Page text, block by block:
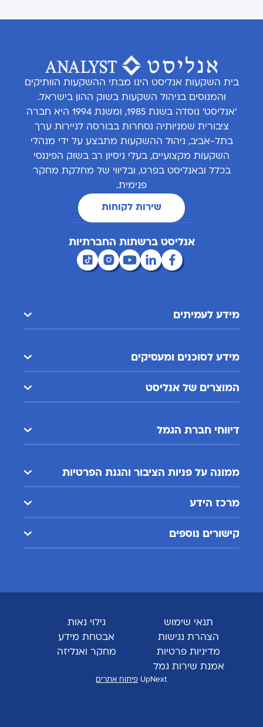
בית השקעות אנליסט הינו מבתי ההשקעות הוותיקים
והמנוסים בניהול השקעות בשוק ההון בישראל.
'אנליסט' נוסדה בשנת 1985, ומשנת 1994 היא חברה
ציבורית שמניותיה נסחרות בבורסה לניירות ערך
בתל-אביב, ניהול ההשקעות מתבצע על ידי מנהלי
השקעות מקצועיים, בעלי ניסיון רב בשוק הפיננסי
בכלל ובאנליסט בפרט, ובליווי של מחלקת מחקר
פנימית.
שירות לקוחות
אנליסט ברשתות החברתיות
מידע לעמיתים
מידע לסוכנים ומעסיקים
המוצרים של אנליסט
דיווחי חברת הגמל
ממונה על פניות הציבור והגנת הפרטיות
מרכז הידע
קישורים נוספים
תנאי שימוש
גילוי נאות
הצהרת נגישות
אבטחת מידע
מדיניות פרטיות
מחקר ואנליזה
אמנת שירות גמל
UpNext פיתוח אתרים